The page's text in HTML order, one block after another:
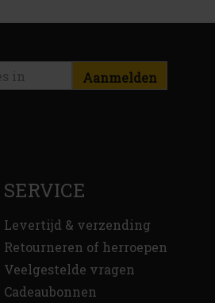
Aanmelden
SERVICE
Levertijd & verzending
Retourneren of herroepen
Veelgestelde vragen
Cadeaubonnen